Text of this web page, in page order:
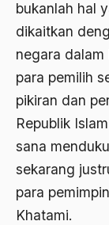
bukanlah hal
dikaitkan
negara
para pemilih
pikiran dan
Republik
sana
sekarang
para
Khatami.
Aktivis Muda
akulturasi
akulturasi
Al Asnawi
al qaeda
Al-Azhar